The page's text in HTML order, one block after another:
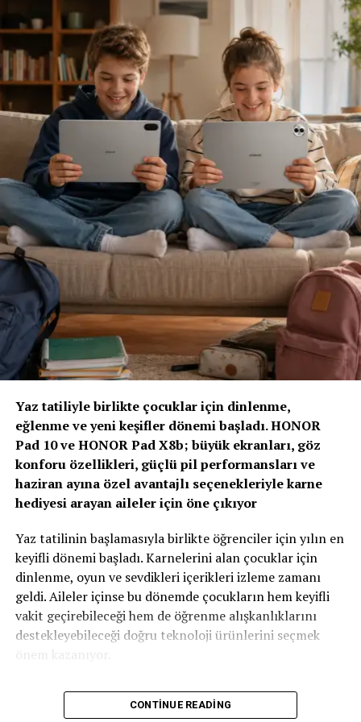
rekabet; müşteriyi ve acenteyi daha iyi anlamak, riskleri
daha doğru değerlendirmek üzerine kurulmalıdır.”
Sigortacılığı sezonluk indirim odaklı yapıdan
uzaklaştırmak gerektiğini ifade edenÖlken,sözlerine
şöyle devam etti: “Toplam maliyetleri düşüren,
verimliliği artıran ve müşterilerimize daha erişilebilir
çözümler sunan bir sektör yapısına ihtiyacımız var. Bu
yüzden sektör olarak fabrika ayarlarımıza dönmeliyiz.
Bizim fabrika ayarlarımız; müşteriyi anlamakla başlar,
riski doğru değerlendirmekle, acenteyi güçlendirmekle
ve sürdürülebilir fiyatlama disipliniyle şekillenir. AXA
Türkiye olarak Empati Güvencesi yaklaşımımızı önleyici
sigortacılık anlayışıyla birleştiriyor, Adaptif Sigortacılık
2030 vizyonumuzla geleceğe hazırlanıyoruz. Çünkü
gelecekte değer yaratacak olan, yalnızca gerçekleşen
kayıpları karşılayan değil; hayatı koruyan, riskleri
öngören ve dayanıklılığı artıran sigortacılık modelidir.”
“Yapay Zeka ve Veri, Yeni Dönemin Belirleyicileri
Zirvenin dijitalleşme ve veri odaklı müşteri yönetimi
başlıklı oturumlarında, yapay zeka ve büyük verinin
sigortacılıkta karar alma süreçlerindeki etkisi ele alındı.
AXA Türkiye Satış, Kurumsal İletişim ve Sağlık
Başkanı Sanem Çıngay Buçukoğlu: “Önümüzdeki
daha anlamlı müşteri deneyimlerine dönüştürebilmek
olacak. Yapay zeka bize güçlü araçlar sunuyor; ancak
müşteri güvenini inşa eden temel değerler hâlâ şeffaflık,
tutarlılık ve uzun vadeli ilişki kurabilme becerisidir.
Teknolojinin sağladığı hız ve verimliliği, “Empati
Güvencesi” yaklaşımımızı da arkamıza alarak
Yaz tatiliyle birlikte çocuklar için dinlenme,
eğlenme ve yeni keşifler dönemi başladı. HONOR
Pad 10 ve HONOR Pad X8b; büyük ekranları, göz
konforu özellikleri, güçlü pil performansları ve
haziran ayına özel avantajlı seçenekleriyle karne
hediyesi arayan aileler için öne çıkıyor
Yaz tatilinin başlamasıyla birlikte öğrenciler için yılın en
keyifli dönemi başladı. Karnelerini alan çocuklar için
dinlenme, oyun ve sevdikleri içerikleri izleme zamanı
geldi. Aileler içinse bu dönemde çocukların hem keyifli
vakit geçirebileceği hem de öğrenme alışkanlıklarını
destekleyebileceği doğru teknoloji ürünlerini seçmek
önem kazanıyor.
HONOR, Pad 10 ve Pad X8b modelleriyle karne hediyesi
arayan ailelere özel kampanyalarla güçlü tablet
CONTINUE READING